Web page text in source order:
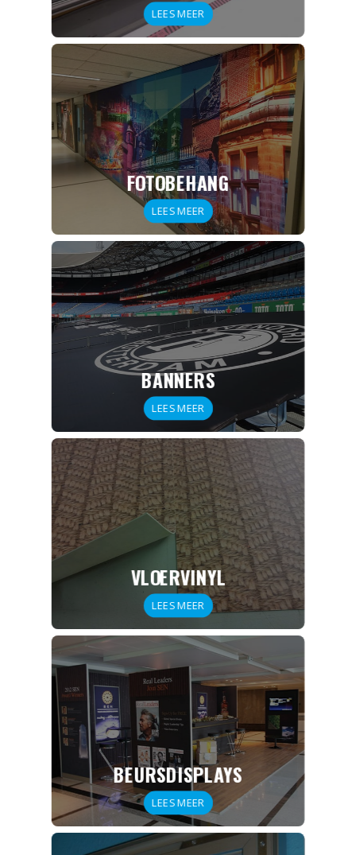
LEES MEER
FOTOBEHANG
LEES MEER
BANNERS
LEES MEER
VLOERVINYL
LEES MEER
BEURSDISPLAYS
LEES MEER